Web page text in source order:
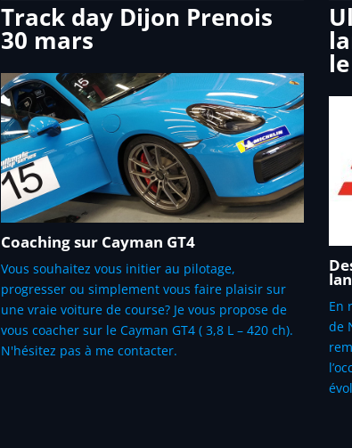
Track day Dijon Prenois
30 mars
Coaching sur Cayman GT4
Vous souhaitez vous initier au pilotage,
progresser ou simplement vous faire plaisir sur
une vraie voiture de course? Je vous propose de
vous coacher sur le Cayman GT4 ( 3,8 L – 420 ch).
N'hésitez pas à me contacter.
En
de